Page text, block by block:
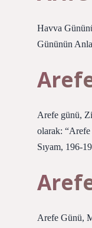
Havva
Gününün
Arefe günü,
olarak: “Arefe
Sıyam, 196-
Arefe Günü,